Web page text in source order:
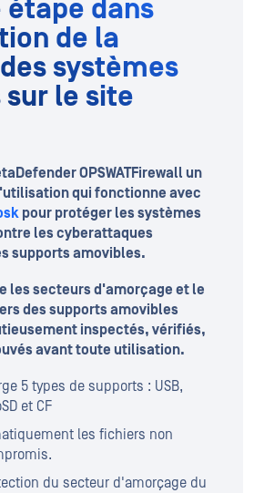
étape dans
de la
systèmes
le site
OPSWATFirewall un
qui fonctionne avec
pour protéger les systèmes
les cyberattaques
supports amovibles.
les secteurs d'amorçage et le
des supports amovibles
inspectés, vérifiés,
avant toute utilisation.
5 types de supports : USB,
et CF
les fichiers non
du secteur d'amorçage du